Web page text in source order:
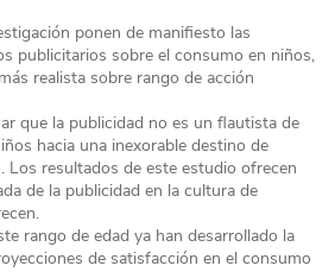
ponen de manifiesto las
publicitarios sobre el consumo en niños,
realista sobre rango de acción
que la publicidad no es un flautista de
hacia una inexorable destino de
Los resultados de este estudio ofrecen
de la publicidad en la cultura de
rango de edad ya han desarrollado la
de satisfacción en el consumo